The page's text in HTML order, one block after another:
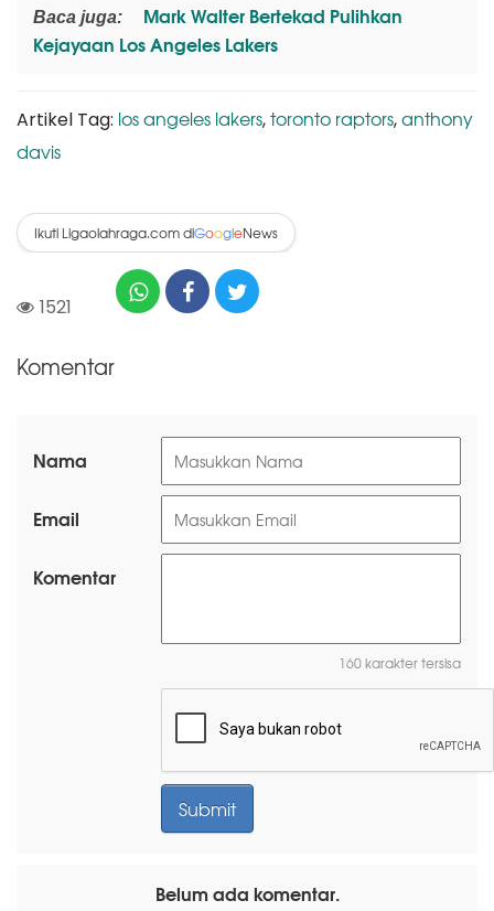
Baca juga:
Mark Walter Bertekad Pulihkan
Kejayaan Los Angeles Lakers
Artikel Tag: los angeles lakers,toronto raptors,anthony
davis
Ikuti Ligaolahraga.com diGoogleNews
1521
Komentar
Nama
Email
Komentar
160 karakter tersisa
Belum ada komentar.